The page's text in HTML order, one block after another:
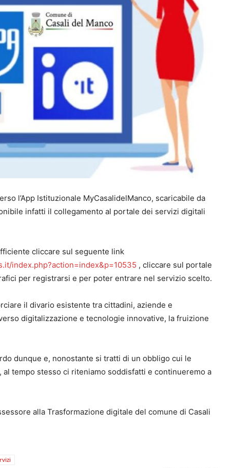
l’App Istituzionale MyCasalidelManco, scaricabile da
infatti il collegamento al portale dei servizi digitali
cliccare sul seguente link
index.php?action=index&p=10535 , cliccare sul portale
per registrarsi e per poter entrare nel servizio scelto.
il divario esistente tra cittadini, aziende e
digitalizzazione e tecnologie innovative, la fruizione
dunque e, nonostante si tratti di un obbligo cui le
tempo stesso ci riteniamo soddisfatti e continueremo a
alla Trasformazione digitale del comune di Casali